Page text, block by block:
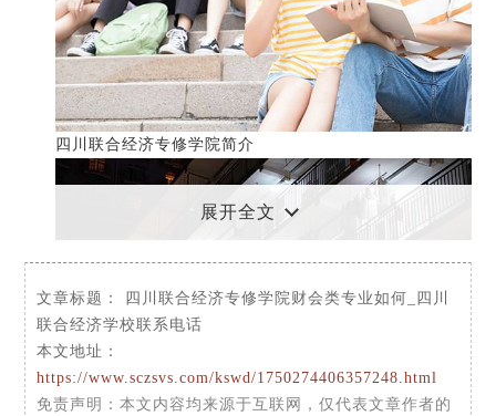
四川联合经济专修学院简介
展开全文
文章标题：
四川联合经济专修学院财会类专业如何_四川
联合经济学校联系电话
本文地址：
https://www.sczsvs.com/kswd/1750274406357248.html
免责声明 ：本文内容均来源于互联网，仅代表文章作者的